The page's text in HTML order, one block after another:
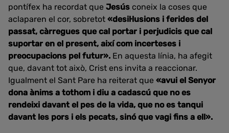
pontífex ha recordat que Jesús coneix la coses que
aclaparen el cor, sobretot «desil·lusions i ferides del
passat, càrregues que cal portar i perjudicis que cal
suportar en el present, així com incerteses i
preocupacions pel futur». En aquesta línia, ha afegit
que, davant tot això, Crist ens invita a reaccionar.
Igualment el Sant Pare ha reiterat que «avui el Senyor
dona ànims a tothom i diu a cadascú que no es
rendeixi davant el pes de la vida, que no es tanqui
davant les pors i els pecats, sinó que vagi fins a ell».